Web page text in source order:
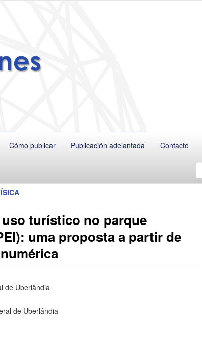
Cómo publicar Publicación adelantada Contacto
turístico no parque
uma proposta a partir de
de Uberlândia
de Uberlândia